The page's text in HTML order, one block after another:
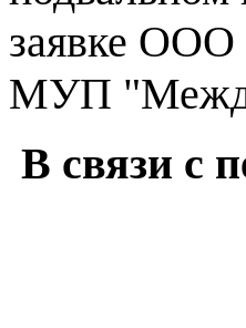
заявке ООО
МУП
В связи с